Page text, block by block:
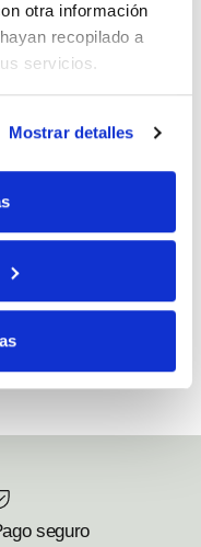
otra información
recopilado a
servicios.
Mostrar detalles
de datos.
destinatarios: proveedor de
suprimir los datos, así como
adicional.
seguro